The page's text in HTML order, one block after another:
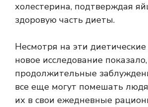
холестерина, подтверждая
здоровую часть диеты.
Несмотря на эти
новое исследование
продолжительные
все еще могут помешать
их в свои ежедневные